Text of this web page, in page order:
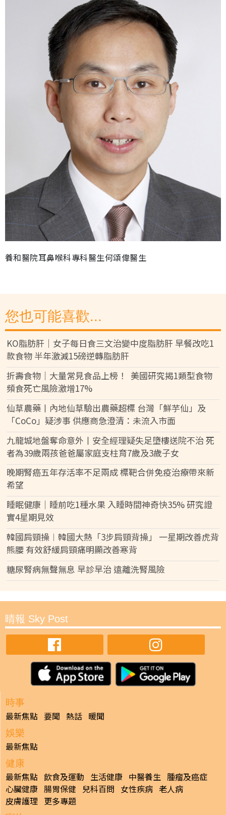
養和醫院耳鼻喉科專科醫生何頌偉醫生
您也可能喜歡...
KO脂肪肝｜女子每日食三文治變中度脂肪肝 早餐改吃1
款食物 半年激減15磅逆轉脂肪肝
折壽食物｜大量常見食品上榜！ 美國研究揭1類型食物
頻食死亡風險激增17%
仙草農藥丨內地仙草驗出農藥超標 台灣「鮮芋仙」及
「CoCo」疑涉事 供應商急澄清：未流入市面
九龍城地盤奪命意外丨安全經理疑失足墮樓送院不治 死
者為39歲兩孩爸爸屬家庭支柱育7歲及3歲子女
晚期腎癌五年存活率不足兩成 標靶合併免疫治療帶來新
希望
睡眠健康｜睡前吃1種水果 入睡時間神奇快35% 研究證
實4星期見效
韓國肩頸操︱韓國大熱「3步肩頸背操」 一星期改善虎背
熊腰 有效舒緩肩頸痛明顯改善寒背
糖尿腎病無聲無息 早診早治 遠離洗腎風險
晴報 Sky Post
時事
最新焦點 要聞 熱話 暖聞
娛樂
最新焦點
健康
最新焦點 飲食及運動 生活健康 中醫養生 腫瘤及癌症
心臟健康 腸胃保健 兒科百問 女性疾病 老人病
皮膚護理 更多專題